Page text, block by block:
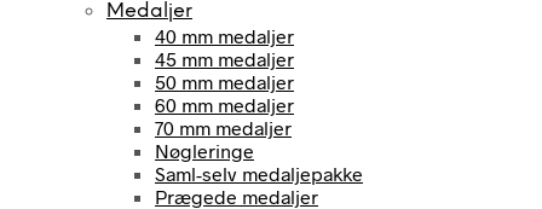
Medaljer
40 mm medaljer
45 mm medaljer
50 mm medaljer
60 mm medaljer
70 mm medaljer
Nøgleringe
Saml-selv medaljepakke
Prægede medaljer